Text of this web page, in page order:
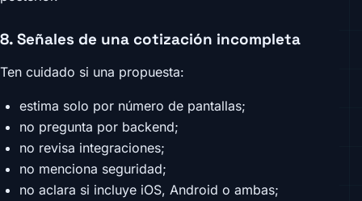
8. Señales de una cotización incompleta
Ten cuidado si una propuesta:
estima solo por número de pantallas;
no pregunta por backend;
no revisa integraciones;
no menciona seguridad;
no aclara si incluye iOS, Android o ambas;